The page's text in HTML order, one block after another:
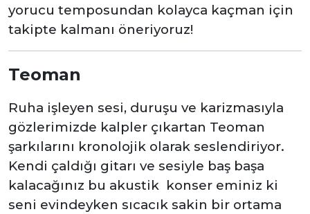
yorucu temposundan kolayca kaçman için
takipte kalmanı öneriyoruz!
Teoman
Ruha işleyen sesi, duruşu ve karizmasıyla
gözlerimizde kalpler çıkartan Teoman
şarkılarını kronolojik olarak seslendiriyor.
Kendi çaldığı gitarı ve sesiyle baş başa
kalacağınız bu akustik konser eminiz ki
seni evindeyken sıcacık sakin bir ortama